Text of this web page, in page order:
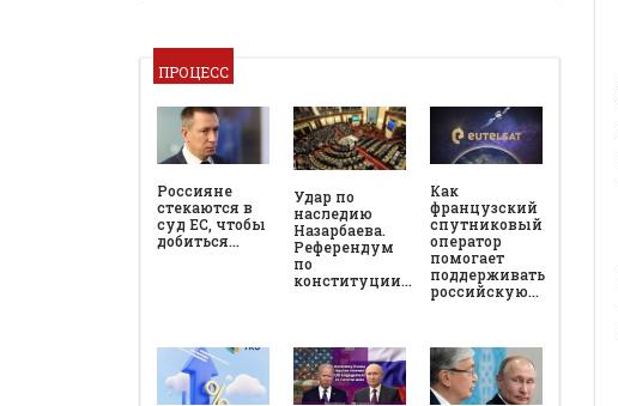
ПРОЦЕСС
Россияне
стекаются в
суд ЕС, чтобы
добиться…
Удар по
наследию
Назарбаева.
Референдум
по
конституции…
Как
французский
спутниковый
оператор
помогает
поддерживать
российскую…